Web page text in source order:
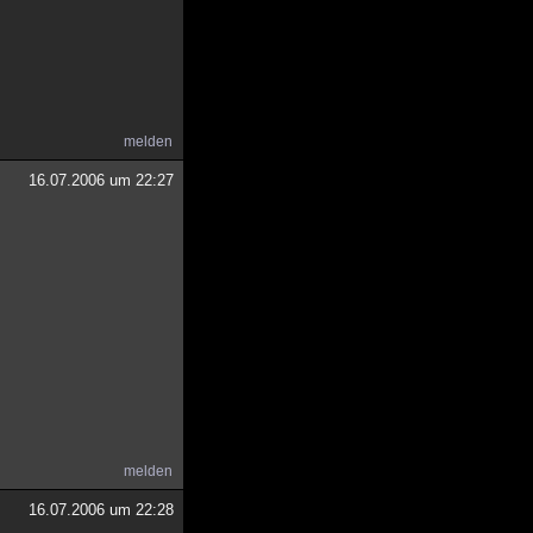
melden
16.07.2006 um 22:27
melden
16.07.2006 um 22:28